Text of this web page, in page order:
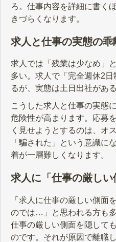
ろ。仕事内容を詳細に書く
きづらくなります。
求人と仕事の実態の乖
求人では「残業は少なめ」
多い。求人で「完全週休2
るが、実態は土日出社がある
こうした求人と仕事の実態
危険性が高まります。応募
く見せようとするのは、オ
「騙された」という意識に
着が一層難しくなります。
求人に「仕事の厳し
「求人に仕事の厳しい側面
のでは…」と思われる方も
仕事の厳しい側面を隠して
のです。それが原因で離職